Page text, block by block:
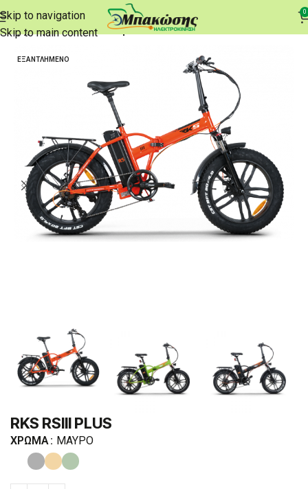
Skip to navigation
Skip to main content
0
Αρχική σελίδα e-Ποδήλατα
ΕΞΑΝΤΛΗΜΈΝΟ
RKS RSIII PLUS
ΧΡΏΜΑ ΜΑΎΡΟ